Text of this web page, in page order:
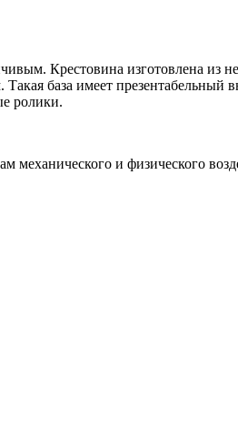
Крестовина изготовлена из
база имеет презентабельный
ролики.
и физического